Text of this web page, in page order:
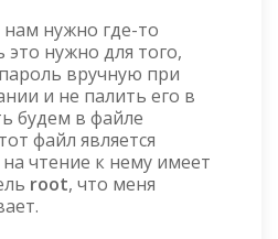
нужно где-то
это нужно для того,
вручную при
и не палить его в
будем в файле
файл является
чтение к нему имеет
root, что меня